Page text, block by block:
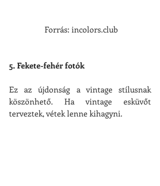
Forrás: incolors.club
5. Fekete-fehér fotók
Ez az újdonság a vintage stílusnak
köszönhető. Ha vintage esküvőt
terveztek, vétek lenne kihagyni.